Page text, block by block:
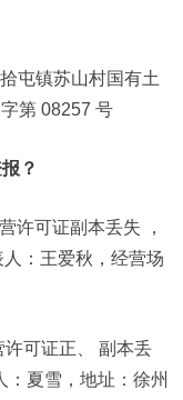
屯镇苏山村国有土
第 08257 号
？
许可证副本丢失 ，
：王爱秋，经营场
可证正、 副本丢
：夏雪，地址：徐州